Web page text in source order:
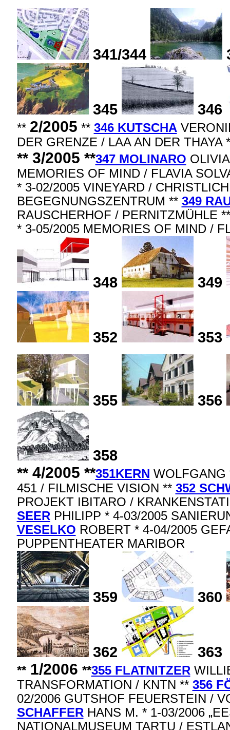
341/344
345 346
** 2/2005 ** 346 KUTSCHA
DER GRENZE / LAA AN DER THAYA
** 3/2005 **347 MOLINARO
MEMORIES OF MIND / FLAVIA
* 3-02/2005 VINEYARD /
BEGEGNUNGSZENTRUM ** 349
RAUSCHERHOF / PERNITZMÜHLE
* 3-05/2005 MEMORIES OF MIND /
348 349
352 353
355 356
358
**4/2005 **351KERN WOLFGANG
451 / FILMISCHE VISION ** 352
PROJEKT IBITARO /
SEER PHILIPP * 4-03/2005
VESELKO ROBERT * 4-04/2005
PUPPENTHEATER MARIBOR
359 360
362 363
**1/2006 **355 FLATNITZER
TRANSFORMATION / KNTN ** 356
02/2006 GUTSHOF FEUERSTEIN /
SCHAFFER HANS M. * 1-03/2006
NATIONALMUSEUM TARTU /